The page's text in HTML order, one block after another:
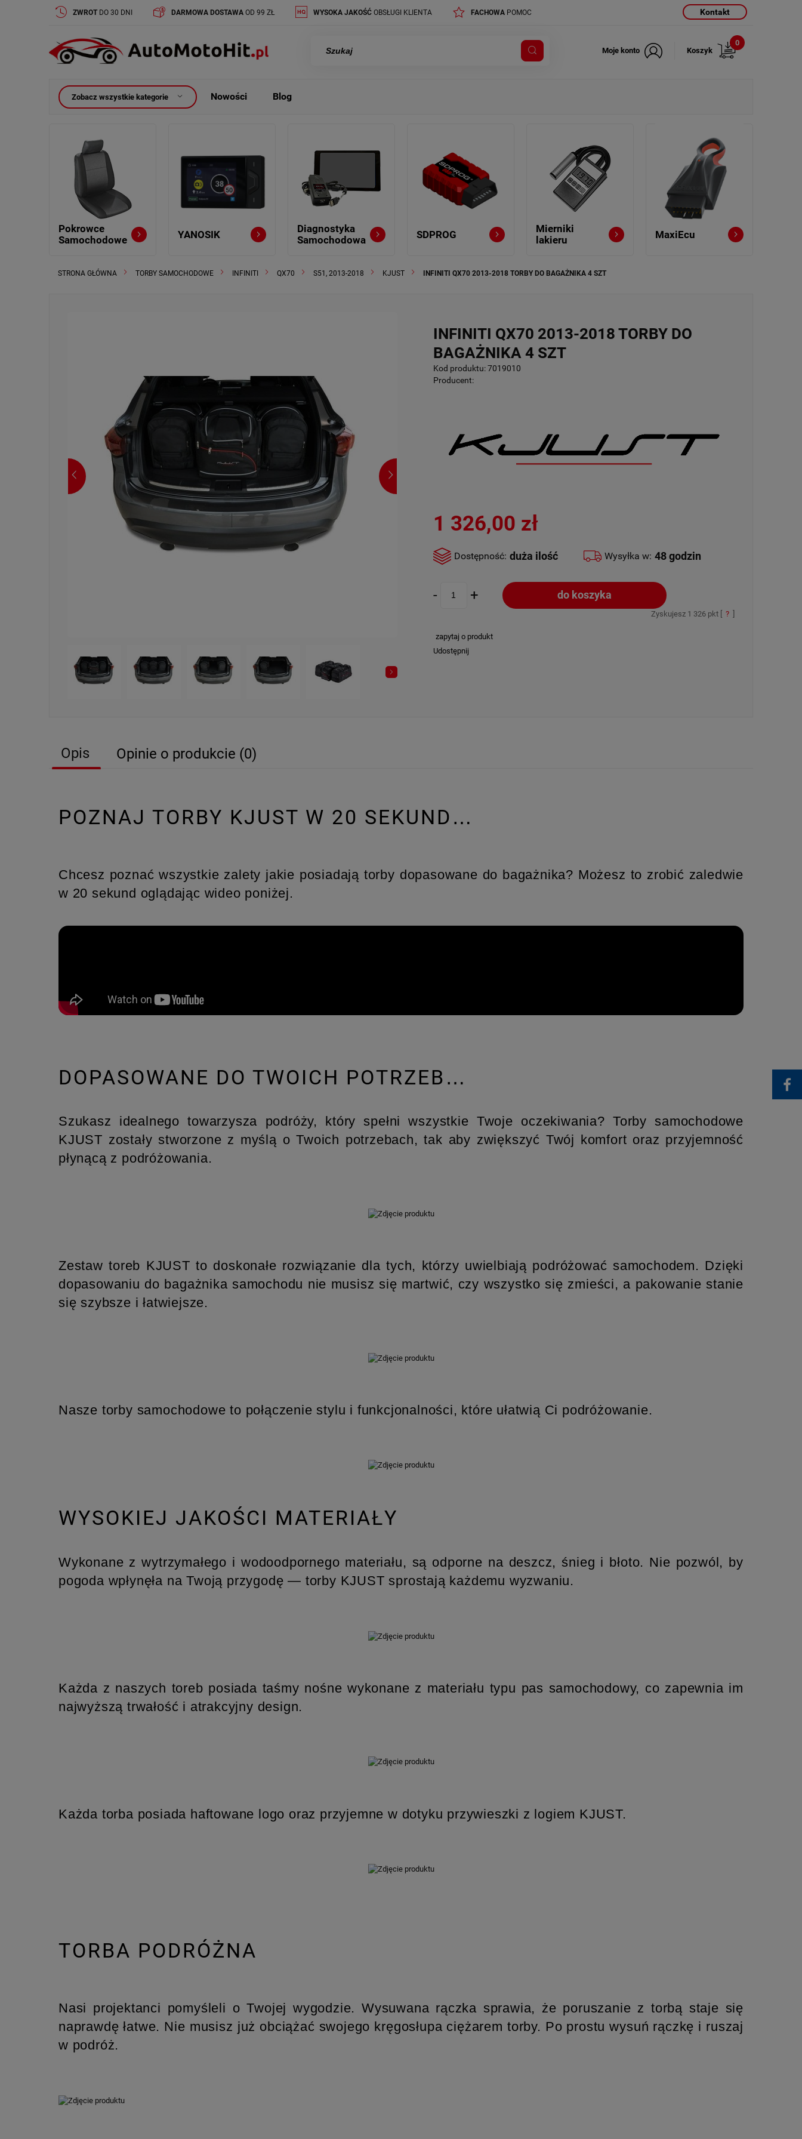
ZWROT DO 30 DNI DARMOWA DOSTAWA OD 99 ZŁ WYSOKA JAKOŚĆ OBSŁUGI KLIENTA FACHOWA POMOC Kontakt
Moje konto Koszyk
0
Zobacz wszystkie kategorie Nowości Blog
Pokrowce
Samochodowe
YANOSIK
Diagnostyka
Samochodowa
SDPROG
Mierniki
lakieru
MaxiEcu
STRONA GŁÓWNA TORBY SAMOCHODOWE INFINITI QX70 S51, 2013-2018 KJUST INFINITI QX70 2013-2018 TORBY DO BAGAŻNIKA 4 SZT
INFINITI QX70 2013-2018 TORBY DO
BAGAŻNIKA 4 SZT
Kod produktu: 7019010
Producent:
1 326,00 zł
Dostępność: duża ilość Wysyłka w: 48 godzin
- + do koszyka
Zyskujesz 1 326pkt [ ? ]
zapytaj o produkt
Udostępnij
Opis Opinie o produkcie (0)
POZNAJ TORBY KJUST W 20 SEKUND…
Chcesz poznać wszystkie zalety jakie posiadają torby dopasowane do bagażnika? Możesz to zrobić zaledwie
w 20 sekund oglądając wideo poniżej.
DOPASOWANE DO TWOICH POTRZEB…
Szukasz idealnego towarzysza podróży, który spełni wszystkie Twoje oczekiwania? Torby samochodowe
KJUST zostały stworzone z myślą o Twoich potrzebach, tak aby zwiększyć Twój komfort oraz przyjemność
płynącą z podróżowania.
Zestaw toreb KJUST to doskonałe rozwiązanie dla tych, którzy uwielbiają podróżować samochodem. Dzięki
dopasowaniu do bagażnika samochodu nie musisz się martwić, czy wszystko się zmieści, a pakowanie stanie
się szybsze i łatwiejsze.
Nasze torby samochodowe to połączenie stylu i funkcjonalności, które ułatwią Ci podróżowanie.
WYSOKIEJ JAKOŚCI MATERIAŁY
Wykonane z wytrzymałego i wodoodpornego materiału, są odporne na deszcz, śnieg i błoto. Nie pozwól, by
pogoda wpłynęła na Twoją przygodę — torby KJUST sprostają każdemu wyzwaniu.
Każda z naszych toreb posiada taśmy nośne wykonane z materiału typu pas samochodowy, co zapewnia im
najwyższą trwałość i atrakcyjny design.
Każda torba posiada haftowane logo oraz przyjemne w dotyku przywieszki z logiem KJUST.
TORBA PODRÓŻNA
Nasi projektanci pomyśleli o Twojej wygodzie. Wysuwana rączka sprawia, że poruszanie z torbą staje się
naprawdę łatwe. Nie musisz już obciążać swojego kręgosłupa ciężarem torby. Po prostu wysuń rączkę i ruszaj
w podróż.